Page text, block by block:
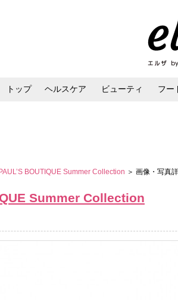
トップ ヘルスケア ビューティ フー
PAUL’S BOUTIQUE Summer Collection ＞ 画像・写真
Summer Collection